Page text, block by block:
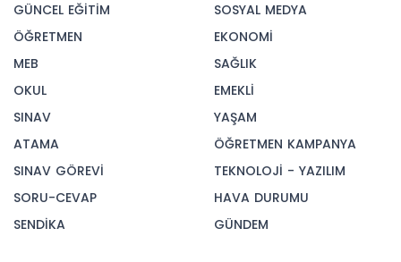
GÜNCEL EĞİTİM
ÖĞRETMEN
MEB
OKUL
SINAV
ATAMA
SINAV GÖREVİ
SORU-CEVAP
SENDİKA
SOSYAL MEDYA
EKONOMİ
SAĞLIK
EMEKLİ
YAŞAM
ÖĞRETMEN KAMPANYA
TEKNOLOJİ - YAZILIM
HAVA DURUMU
GÜNDEM